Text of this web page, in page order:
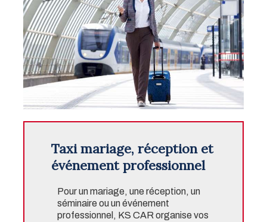
Taxi mariage, réception et
événement professionnel
Pour un mariage, une réception, un
séminaire ou un événement
professionnel, KS CAR organise vos